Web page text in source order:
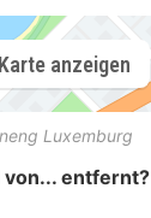
anzeigen
Luxemburg
entfernt?